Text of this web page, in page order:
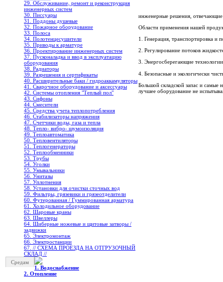
29. Обслуживание, ремонт и реконструкция
инженерных систем
30. Писсуары
31. Поддоны душевые
32. Пожарное оборудование
33. Полоса
34. Полотенцесушители
35. Приводы к арматуре
36. Проектирование инженерных систем
37. Пусконаладка и ввод в эксплуатацию
оборудования
38. Радиаторы
39. Разрешения и сертификаты
40. Расширительные баки / гидроаккамуляторы
41. Сварочное оборудование и аксессуары
42. Системы отопления "Теплый пол"
43. Сифоны
44. Смесители
45. Средства учета теплопотребления
46. Стабилизаторы напряжения
47. Счетчики воды, газа и тепла
48. Тепло- вибро- шумоизоляция
49. Теплоавтоматика
50. Тепловентиляторы
51. Теплогенераторы
52. Теплообменники
53. Трубы
54. Уголки
55. Умывальники
56. Унитазы
57. Уплотнения
58. Установки для очистки сточных вод
59. Фильтры, грязевики и грязеотделители
60. Футерованная / Гуммированная арматура
61. Холодильное oборудование
62. Шаровые краны
63. Швеллеры
64. Шиберные ножевые и щитовые затворы /
задвижки
65. Электромонтаж
66. Электростанции
67. // СХЕМА ПРОЕЗДА НА ОТГРУЗОЧНЫЙ
СКЛАД //
Средам
1. Водоснабжение
2. Отопление
инженерные решения,
Области применения нашей
1. Генерация, транспортировка и
2. Регулирование потоков
3. Энергосберегающие технологии
4. Безопасные и экологически
Большой складской запас и самые
лучшее оборудование не